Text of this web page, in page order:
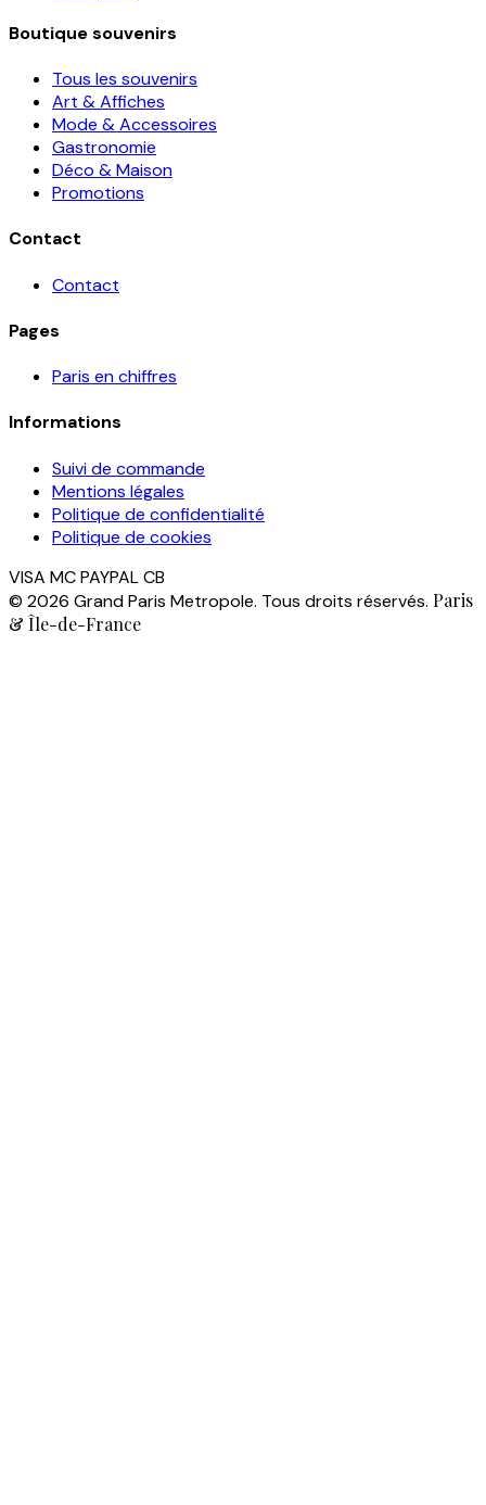
Boutique souvenirs
Tous les souvenirs
Art & Affiches
Mode & Accessoires
Gastronomie
Déco & Maison
Promotions
Contact
Contact
Pages
Paris en chiffres
Informations
Suivi de commande
Mentions légales
Politique de confidentialité
Politique de cookies
VISA MCPAYPALCB
© 2026 Grand Paris Metropole. Tous droits réservés. Paris
& Île-de-France